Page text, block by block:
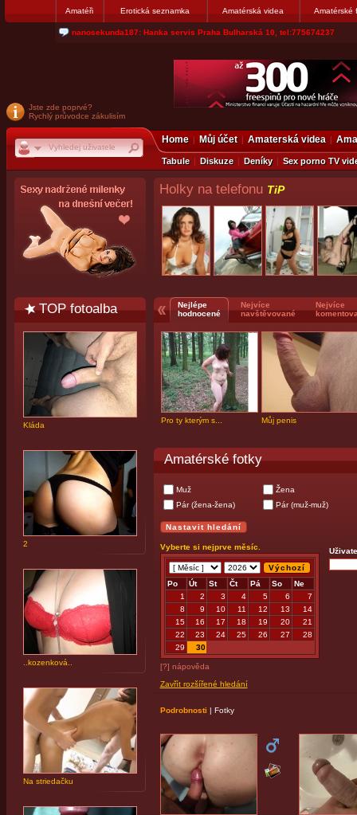
Amatéři Erotická seznamka Amatérská videa Amatérské
jjoseff: Najde se par, ktery nekdy přemýšlel o divákovi. Napiste
Jste zde poprvé?
Rychlý průvodce zákulisím
Home Můj účet Amaterská videa
Tabule Diskuze Deníky Sex porno TV
Holky na telefonu TiP
TOP fotoalba
Kláda
2
..kozenková..
Na striedačku
Nejlépe
hodnocené
Nejvíce
navštěvované
Nejvíce
Pro ty kterým s... Můj penis
Amatérské fotky
Muž
Žena
Pár (žena-žena)
Pár (muž-muž)
Vyberte si nejprve měsíc.
Po Út St Čt Pá So
Ne
1
2 3 4 5 6
7
8
9 10 11 12 13
14
15
16 17 18 19 20
21
22
23 24 25 26 27
28
29
30
[?] nápověda
Zavřít rozšířené hledání
Podrobnosti | Fotky